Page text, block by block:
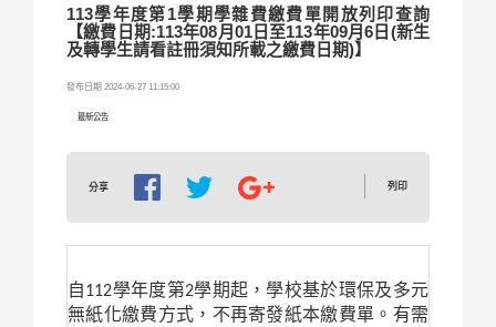
113學年度第1學期學雜費繳費單開放列印查詢
【繳費日期:113年08月01日至113年09月6日(新生
及轉學生請看註冊須知所載之繳費日期)】
發布日期 2024-06-27 11:15:00
最新公告
分享 列印
自112學年度第2學期起，學校基於環保及多元
無紙化繳費方式，不再寄發紙本繳費單。有需